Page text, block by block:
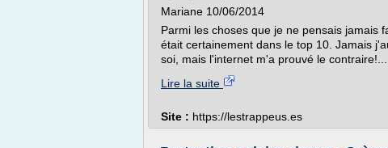
Mariane 10/06/2014
Parmi les choses que je ne pensais jamais
était certainement dans le top 10. Jamais
soi, mais l'internet m'a prouvé le contraire!...
Lire la suite
Site : https://lestrappeus.es